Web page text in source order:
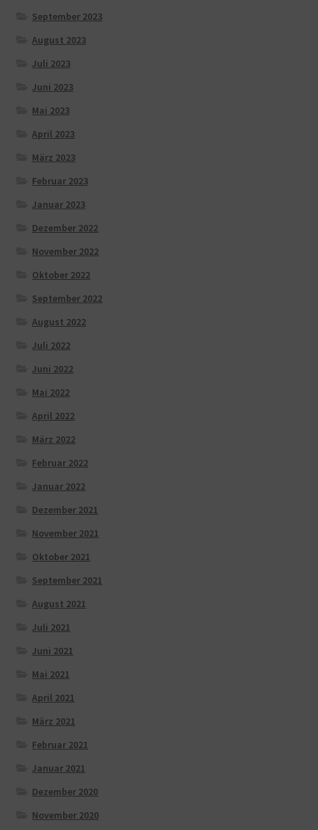
September 2023
August 2023
Juli 2023
Juni 2023
Mai 2023
April 2023
März 2023
Februar 2023
Januar 2023
Dezember 2022
November 2022
Oktober 2022
September 2022
August 2022
Juli 2022
Juni 2022
Mai 2022
April 2022
März 2022
Februar 2022
Januar 2022
Dezember 2021
November 2021
Oktober 2021
September 2021
August 2021
Juli 2021
Juni 2021
Mai 2021
April 2021
März 2021
Februar 2021
Januar 2021
Dezember 2020
November 2020